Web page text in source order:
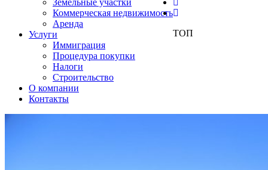
Земельные участки
Коммерческая недвижимость
Аренда
Услуги
Иммиграция
Процедура покупки
Налоги
Строительство
О компании
Контакты
ТОП